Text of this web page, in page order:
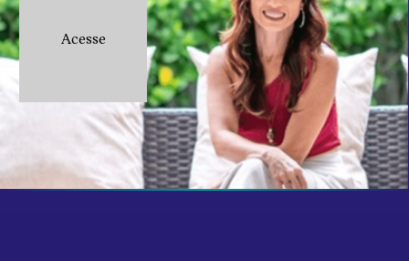
Aceito fornecer estes dados pessoais para
uso interno, em concordância com apolítica de
privacidade.
ENVIAR
Acesse